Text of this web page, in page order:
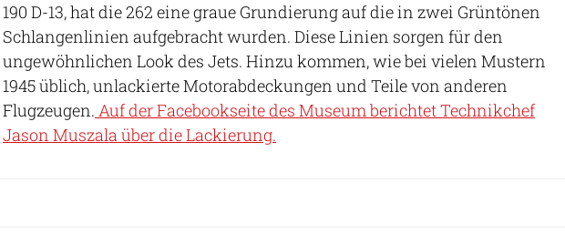
190 D-13, hat die 262 eine graue Grundierung auf die in zwei Grüntönen
Schlangenlinien aufgebracht wurden. Diese Linien sorgen für den
ungewöhnlichen Look des Jets. Hinzu kommen, wie bei vielen Mustern
1945 üblich, unlackierte Motorabdeckungen und Teile von anderen
Flugzeugen. Auf der Facebookseite des Museum berichtet Technikchef
Jason Muszala über die Lackierung.